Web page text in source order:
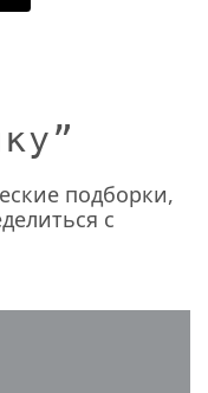
подборки,
с